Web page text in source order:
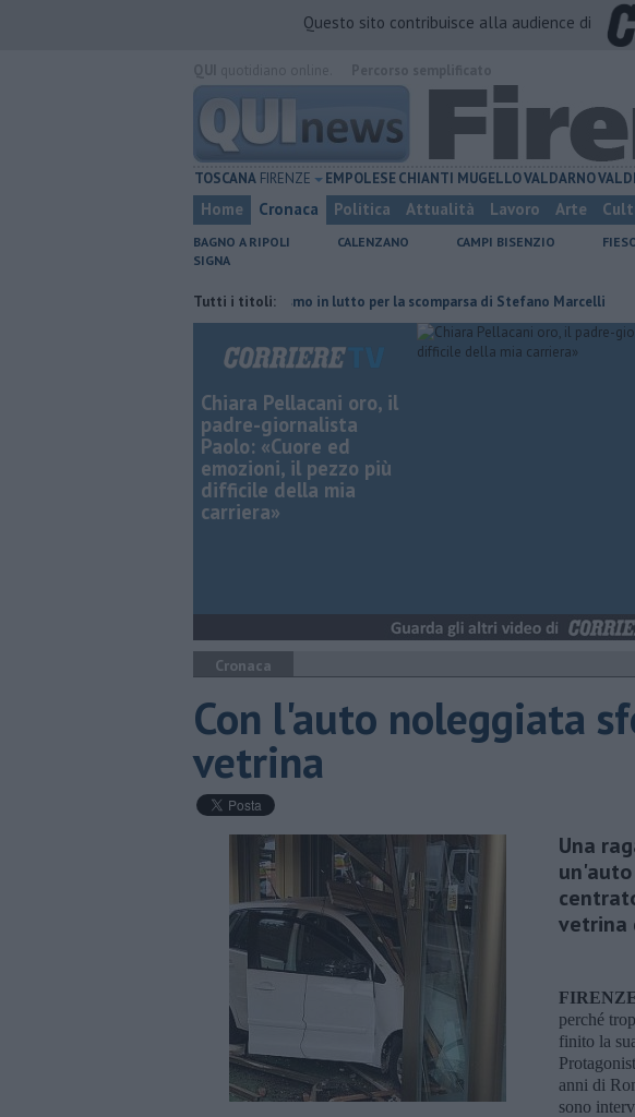
Questo sito contribuisce alla audience di
TOSCANA FIRENZE EMPOLESECHIANTI MUGELLOVALDARNO
Home Cronaca Politica Attualità Lavoro Arte
BAGNO A RIPOLI CALENZANO CAMPI BISENZIO
SIGNA
Tutti i titoli:
Giornalismo in lutto per la scomparsa di Stefano Marcelli
Chiara Pellacani oro, il
padre-giornalista
Paolo: «Cuore ed
emozioni, il pezzo più
difficile della mia
carriera»
Cronaca
Con l'auto noleggiata
vetrina
Una
vetrina
perché
finito la
anni di
sono